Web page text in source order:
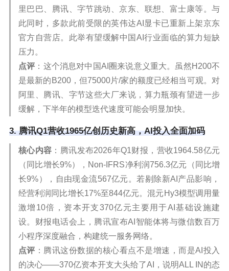
里巴巴、腾讯、字节跳动、京东、联想、富士康等。与
此同时，多款此前受限的英伟达AI显卡已重新上架京东
官方自营店。此举有望缓解中国AI行业面临的算力短缺
压力。
点评 ：这个消息对中国AI圈来说意义重大。虽然H200不
是最新的B200，但75000片/家的额度已经相当可观。对
阿里、腾讯、字节这些大厂来说，算力瓶颈有望进一步
缓解，下半年的模型迭代速度可能会明显加快。
3. 腾讯Q1营收1965亿创历史新高，AI投入全面加码
核心内容 ：腾讯发布2026年Q1财报，营收1964.58亿元
（同比增长9%），Non-IFRS净利润756.3亿元（同比增
长9%），自由现金流567亿元。若剔除新AI产品影响，
经营利润同比增长17%至844亿元。混元Hy3模型调用量
激增10倍，资本开支370亿元主要用于AI基础设施建
设。财报电话会上，腾讯宣布AI智能体将与微信数百万
小程序深度融合，构建统一服务网络。
点评 ：腾讯这份数据的核心看点不是增速，而是AI投入
的决心——370亿资本开支大头给了AI，说明ALL IN的态